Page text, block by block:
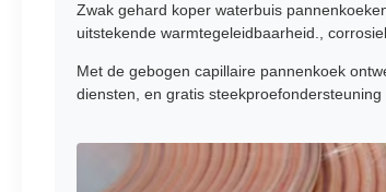
Zwak gehard koper waterbuis
uitstekende warmtegeleidbaarheid.,
Met de gebogen capillaire pannenkoek
diensten, en gratis